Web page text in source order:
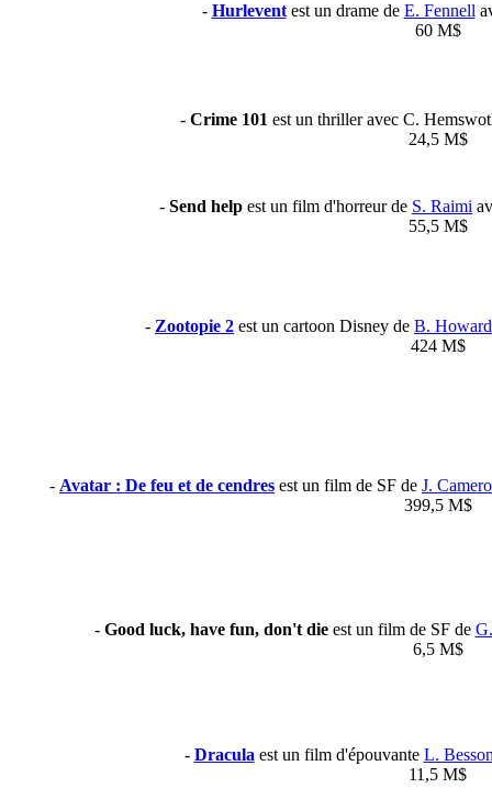
- Hurlevent est un drame de E. Fennell
60 M$
- Crime 101 est un thriller avec C.
24,5 M$
- Send help est un film d'horreur de S. Raimi
55,5 M$
- Zootopie 2 est un cartoon Disney de B. Howard
424 M$
- Avatar : De feu et de cendres est un film de SF de J.
399,5 M$
- Good luck, have fun, don't die est un film de SF de
6,5 M$
- Dracula est un film d'épouvante L.
11,5 M$